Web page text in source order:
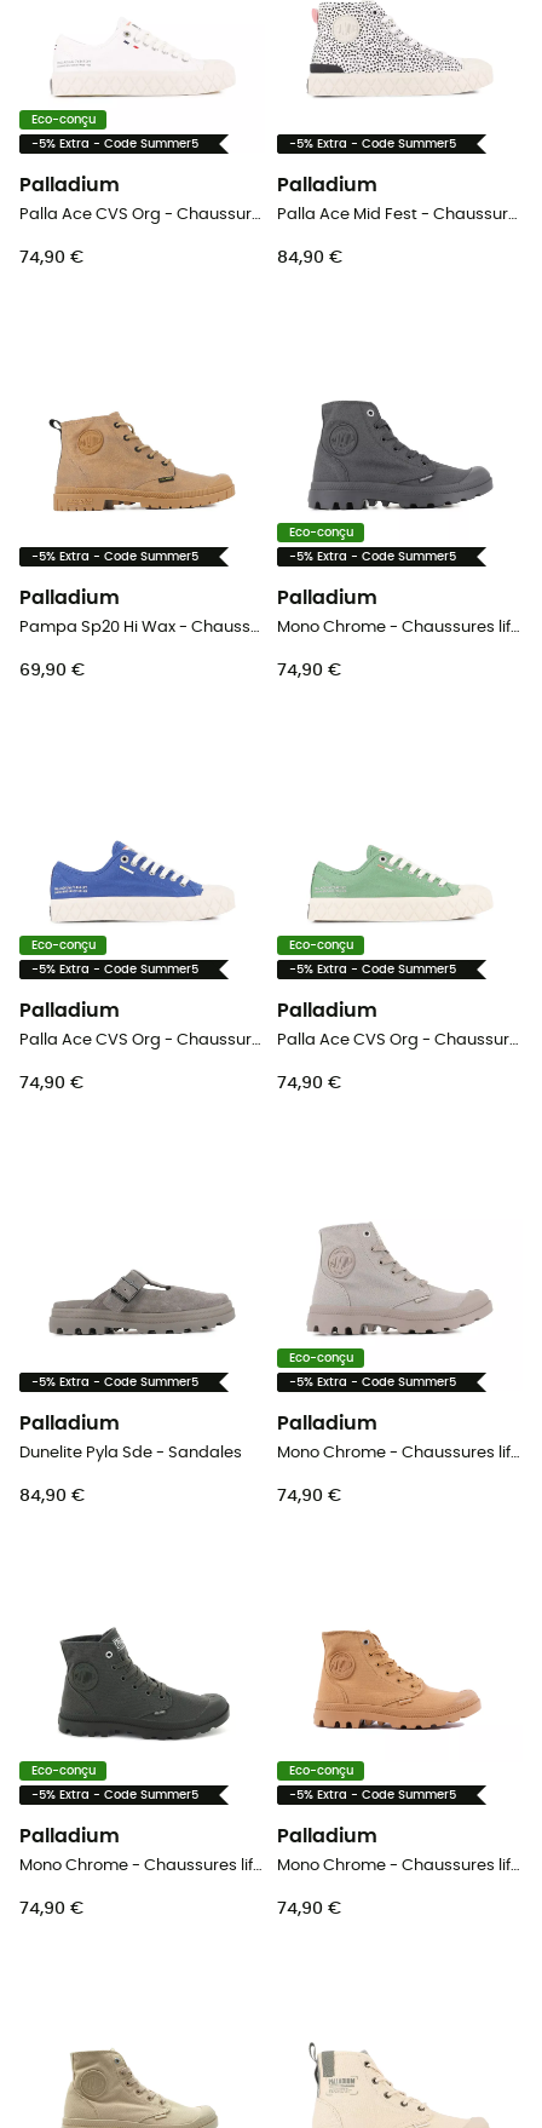
Eco-conçu
-5% Extra - Code Summer5
Palladium
Palla Ace CVS Org - Chaussures lifestyle
74,90 €
-5% Extra - Code Summer5
Palladium
Palla Ace Mid Fest - Chaussures lifestyle
84,90 €
-5% Extra - Code Summer5
Palladium
Pampa Sp20 Hi Wax - Chaussures lifestyle
69,90 €
Eco-conçu
-5% Extra - Code Summer5
Palladium
Mono Chrome - Chaussures lifestyle
74,90 €
Eco-conçu
-5% Extra - Code Summer5
Palladium
Palla Ace CVS Org - Chaussures lifestyle
74,90 €
Eco-conçu
-5% Extra - Code Summer5
Palladium
Palla Ace CVS Org - Chaussures lifestyle
74,90 €
-5% Extra - Code Summer5
Palladium
Dunelite Pyla Sde - Sandales
84,90 €
Eco-conçu
-5% Extra - Code Summer5
Palladium
Mono Chrome - Chaussures lifestyle
74,90 €
Eco-conçu
-5% Extra - Code Summer5
Palladium
Mono Chrome - Chaussures lifestyle
74,90 €
Eco-conçu
-5% Extra - Code Summer5
Palladium
Mono Chrome - Chaussures lifestyle
74,90 €